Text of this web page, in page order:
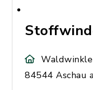
84544 Aschau